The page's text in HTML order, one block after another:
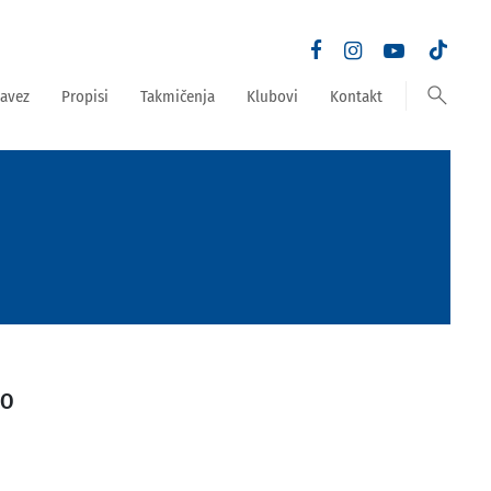
Propisi Takmičenja Klubovi Kontakt search